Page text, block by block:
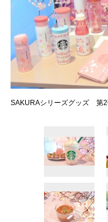
SAKURAシリーズグッズ 第